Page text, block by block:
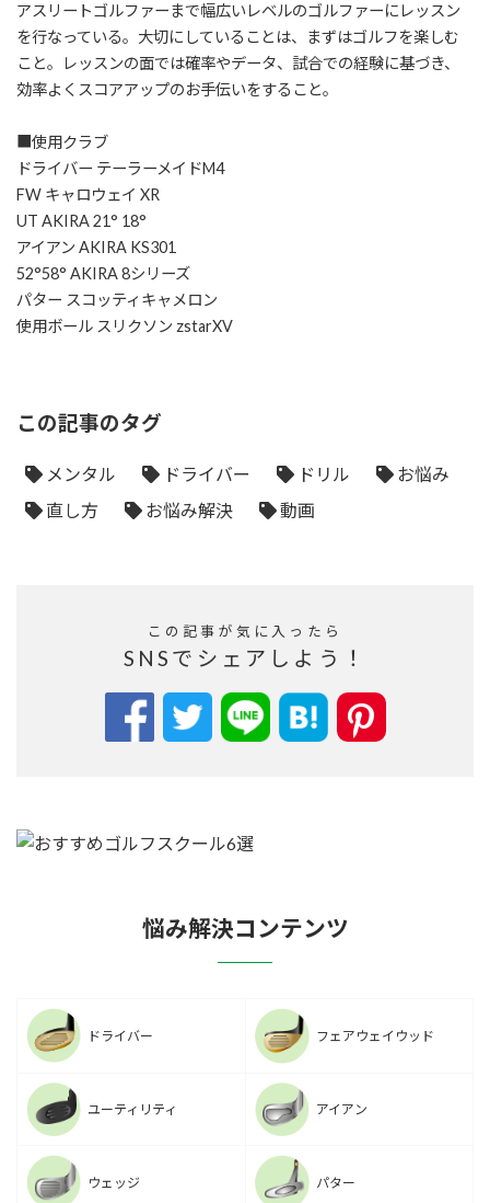
アスリートゴルファーまで幅広いレベルのゴルファーにレッスン
を行なっている。大切にしていることは、まずはゴルフを楽しむ
こと。レッスンの面では確率やデータ、試合での経験に基づき、
効率よくスコアアップのお手伝いをすること。
■使用クラブ
ドライバー テーラーメイドM4
FW キャロウェイ XR
UT AKIRA 21° 18°
アイアン AKIRA KS301
52°58° AKIRA 8シリーズ
パター スコッティキャメロン
使用ボール スリクソン zstarXV
この記事のタグ
メンタル ドライバー ドリル
お悩み
直し方
お悩み解決 動画
この記事が気に入ったら
SNSでシェアしよう！
悩み解決コンテンツ
ドライバー フェアウェイウッド
ユーティリティ アイアン
ウェッジ パター